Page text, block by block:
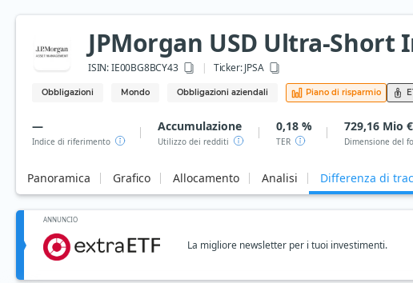
JPMorgan USD Ultra-Short
ISIN:IE00BG8BCY43 Ticker:JPSA
Obbligazioni Mondo Obbligazioni aziendali Piano di risparmio
—
Indice di riferimento
Accumulazione
Utilizzo dei redditi
0,18 %
TER
729,16 Mio €
Dimensione del
Panoramica Grafico Allocamento Analisi Differenza di
ANNUNCIO
La migliore newsletter per i tuoi investimenti.